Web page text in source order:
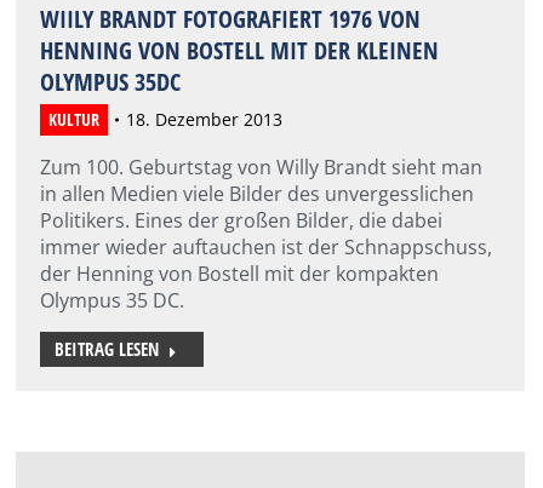
WIILY BRANDT FOTOGRAFIERT 1976 VON
HENNING VON BOSTELL MIT DER KLEINEN
OLYMPUS 35DC
KULTUR 18. Dezember 2013
Zum 100. Geburtstag von Willy Brandt sieht man
in allen Medien viele Bilder des unvergesslichen
Politikers. Eines der großen Bilder, die dabei
immer wieder auftauchen ist der Schnappschuss,
der Henning von Bostell mit der kompakten
Olympus 35 DC.
BEITRAG LESEN